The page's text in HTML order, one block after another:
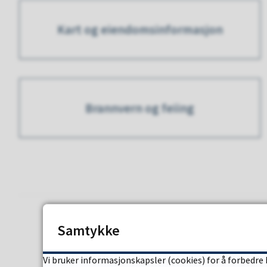
Kart og eiendomsinformasjon
Brannvern og feiing
Samtykke
Vi bruker informasjonskapsler (cookies) for å